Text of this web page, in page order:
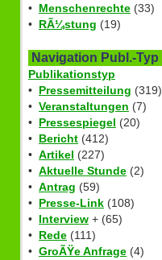
• Menschenrechte (33)
• RÃ¼stung (19)
Navigation Publ.-Typ
Publikationstyp
• Pressemitteilung (319)
• Veranstaltungen (7)
• Pressespiegel (20)
• Bericht (412)
• Artikel (227)
• Aktuelle Stunde (2)
• Antrag (59)
• Presse-Link (108)
• Interview + (65)
• Rede (111)
• GroÃŸe Anfrage (4)